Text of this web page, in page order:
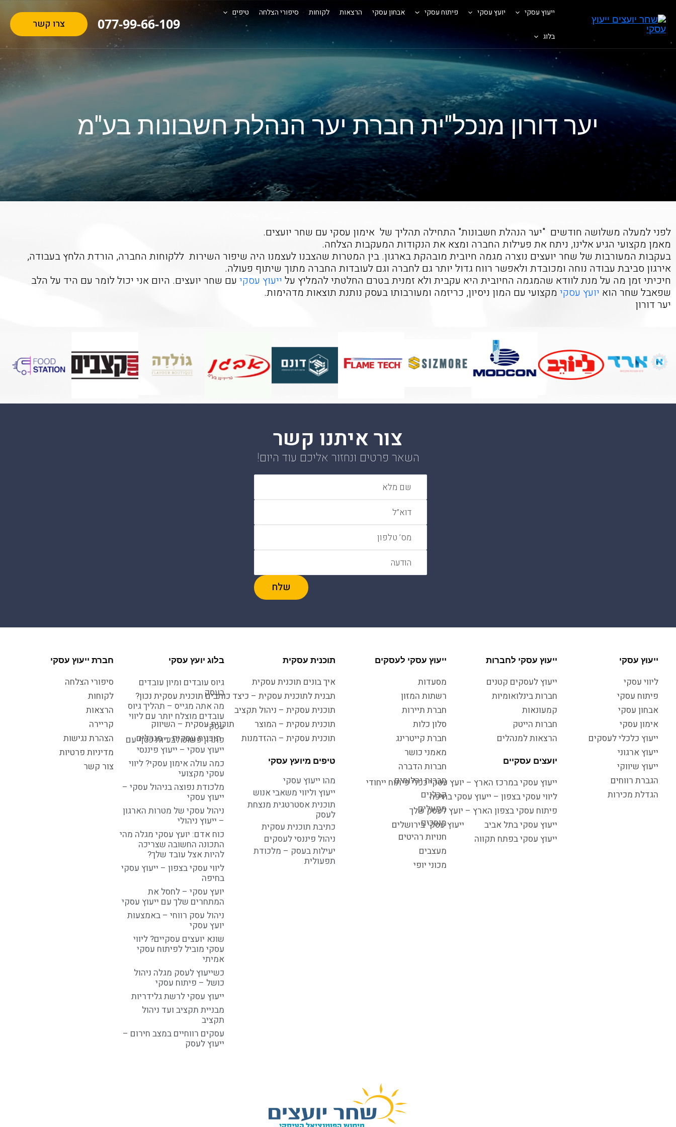
ייעוץ עסקי יועץ עסקי פיתוח עסקי אבחון עסקי הרצאות לקוחות סיפורי הצלחה טיפים
בלוג
077-99-66-109 צרו קשר
יער דורון מנכל"ית חברת יער הנהלת חשבונות בע"מ
לפני למעלה משלושה חודשים "יער הנהלת חשבונות" התחילה תהליך של אימון עסקי עם שחר יועצים.
מאמן מקצועי הגיע אלינו, ניתח את פעילות החברה ומצא את הנקודות המעקבות הצלחה.
בעקבות המעורבות של שחר יועצים נוצרה מגמה חיובית מובהקת בארגון. בין המטרות שהצבנו לעצמנו היה שיפור השירות ללקוחות החברה, הורדת הלחץ בעבודה,
אירגון סביבת עבודה נוחה ומכובדת ולאפשר רווח גדול יותר גם לחברה וגם לעובדות החברה מתוך שיתוף פעולה.
חיכיתי זמן מה על מנת לוודא שהמגמה החיובית היא עקבית ולא זמנית בטרם החלטתי להמליץ על ייעוץ עסקי עם שחר יועצים. היום אני יכול לומר עם היד על הלב
שפאבל שחר הוא יועץ עסקי מקצועי עם המון ניסיון, כריזמה ומעורבותו בעסק נותנת תוצאות מדהימות.
יער דורון
צור איתנו קשר
השאר פרטים ונחזור אליכם עוד היום!
ייעוץ עסקי
ליווי עסקי
פיתוח עסקי
אבחון עסקי
אימון עסקי
ייעוץ כלכלי לעסקים
ייעוץ ארגוני
ייעוץ שיווקי
הגברת רווחים
הגדלת מכירות
ייעוץ עסקי לחברות
ייעוץ לעסקים קטנים
חברות בינלואומיות
קמעונאות
חברות הייטק
הרצאות למנהלים
יועצים עסקיים
ייעוץ עסקי במרכז הארץ – יועץ עסקי ככלי פיתוח ייחודי
ליווי עסקי בצפון – ייעוץ עסקי בחיפה
פיתוח עסקי בצפון הארץ – יועץ לעסק שלך
ייעוץ עסקי בתל אביב
ייעוץ עסקי בירושלים
ייעוץ עסקי בפתח תקווה
ייעוץ עסקי לעסקים
מסעדות
רשתות המזון
חברת תיירות
סלון כלות
חברת קייטרינג
מאמני כושר
חברות הדברה
חברות יהלומים
קבלנים
מפעלים
מוסכים
חנויות רהיטים
מעצבים
מכוני יופי
תוכנית עסקית
איך בונים תוכנית עסקית
תבנית לתוכנית עסקית – כיצד כותבים תוכנית עסקית נכון?
תוכנית עסקית – ניהול תקציב
תוכנית עסקית – המוצר
תוכנית עסקית – השיווק
תוכנית עסקית – ההזדמנות
תוכנית עסקית – מנהלים
טיפים מיועץ עסקי
מהו ייעוץ עסקי
ייעוץ וליווי משאבי אנוש
תוכנית אסטרטגית מנצחת
לעסק
כתיבת תוכנית עסקית
ניהול פיננסי לעסקים
יעילות בעסק – מלכודת
תפעולית
בלוג יועץ עסקי
גיוס עובדים ומיון עובדים
בעסק
מה אתה מגייס – תהליך גיוס
עובדים מוצלח יותר עם ליווי
עסקי
פתרון פשוט לבעיות כסף עם
ייעוץ עסקי – ייעוץ פיננסי
כמה עולה אימון עסקי? ליווי
עסקי מקצועי
מלכודת נפוצה בניהול עסקי –
ייעוץ עסקי
ניהול עסקי של מטרות הארגון
– ייעוץ ניהולי
כוח אדם: יועץ עסקי מגלה מהי
התכונה החשובה שצריכה
להיות אצל עובד שלך?
ליווי עסקי בצפון – ייעוץ עסקי
בחיפה
יועץ עסקי – לחסל את
המתחרים שלך עם ייעוץ עסקי
ניהול עסק רווחי – באמצעות
יועץ עסקי
שונא יועצים עסקיים? ליווי
עסקי מוביל לפיתוח עסקי
אמיתי
כשייעוץ לעסק מגלה ניהול
כושל – פיתוח עסקי
ייעוץ עסקי לרשת גלידריות
מבניית תקציב ועד ניהול
תקציב
עסקים רווחיים במצב חירום –
ייעוץ לעסק
חברת ייעוץ עסקי
סיפורי הצלחה
לקוחות
הרצאות
קריירה
הצהרת נגישות
מדיניות פרטיות
צור קשר